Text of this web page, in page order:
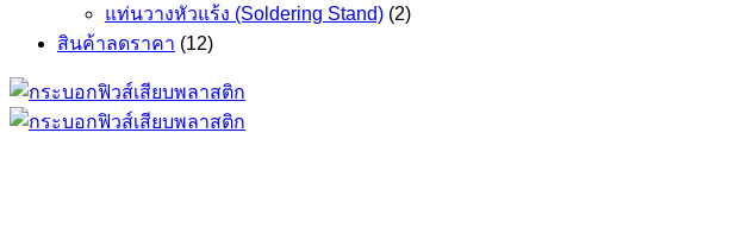
แท่นวางหัวแร้ง (Soldering Stand) (2)
สินค้าลดราคา (12)